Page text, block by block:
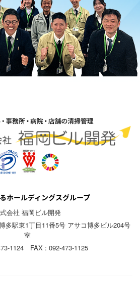
会社 福岡ビル開発
多駅東1丁目11番5号 アサコ博多ビル204号
室
1124 FAX : 092-473-1125